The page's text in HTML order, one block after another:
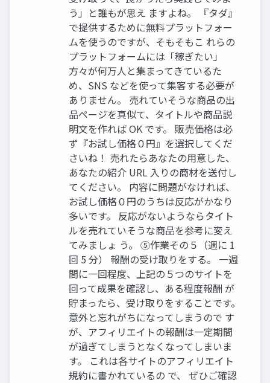
う」と誰もが思え ますよね。 『タダ』
で提供するために無料プラットフォー
ムを使うのですが、そもそもこ れらの
プラットフォームには「稼ぎたい」
方々が何万人と集まってきているた
め、SNS などを使って集客する必要が
ありません。 売れていそうな商品の出
品ページを真似て、タイトルや商品説
明文を作れば OK です。 販売価格は必
ず『お試し価格０円』を選択してくだ
さいね！ 売れたらあなたの用意した、
あなたの紹介 URL 入りの商材を送付し
てください。 内容に問題がなければ、
お試し価格０円のうちは反応がかなり
多いです。 反応がないようならタイト
ルを売れていそうな商品を参考に変え
てみましょ う。 ⑤作業その５（週に 1
回 5 分） 報酬の受け取りをする。 一週
間に一回程度、上記の５つのサイトを
回って成果を確認し、ある程度報酬 が
貯まったら、受け取りをすることです。
意外と忘れがちになってしまうので す
が、アフィリエイトの報酬は一定期間
が過ぎてしまうとなくなってしまいま
す。 これは各サイトのアフィリエイト
規約に書かれているの で、 ぜひご確認